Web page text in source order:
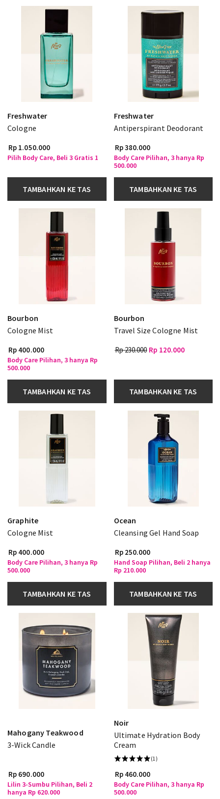
Freshwater
Cologne
Rp 1.050.000
Pilih Body Care, Beli 3 Gratis 1
TAMBAHKAN KE TAS
Freshwater
Antiperspirant Deodorant
Rp 380.000
Body Care Pilihan, 3 hanya Rp
500.000
TAMBAHKAN KE TAS
Bourbon
Cologne Mist
Rp 400.000
Body Care Pilihan, 3 hanya Rp
500.000
TAMBAHKAN KE TAS
Bourbon
Travel Size Cologne Mist
Rp 230.000 Rp 120.000
TAMBAHKAN KE TAS
Graphite
Cologne Mist
Rp 400.000
Body Care Pilihan, 3 hanya Rp
500.000
TAMBAHKAN KE TAS
Ocean
Cleansing Gel Hand Soap
Rp 250.000
Hand Soap Pilihan, Beli 2 hanya
Rp 210.000
TAMBAHKAN KE TAS
Mahogany Teakwood
3-Wick Candle
Rp 690.000
Lilin 3-Sumbu Pilihan, Beli 2
hanya Rp 620.000
Noir
Ultimate Hydration Body
Cream
(1)
Rp 460.000
Body Care Pilihan, 3 hanya Rp
500.000